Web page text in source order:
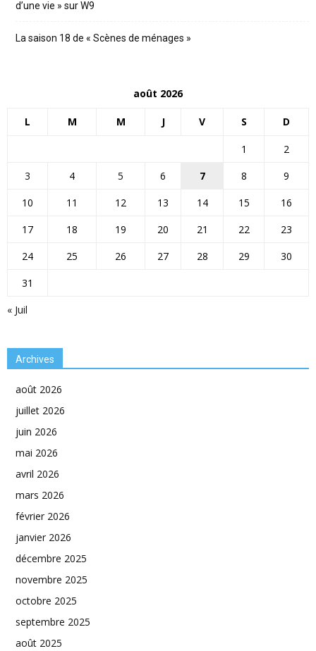
d’une vie » sur W9
La saison 18 de « Scènes de ménages »
août 2026
L M M J V S D
« Juil
1
2
3
4 5 6 7 8
9
10
11 12 13 14 15
16
17
18 19 20 21 22
23
24
25 26 27 28 29
30
31
Archives
août 2026
juillet 2026
juin 2026
mai 2026
avril 2026
mars 2026
février 2026
janvier 2026
décembre 2025
novembre 2025
octobre 2025
septembre 2025
août 2025